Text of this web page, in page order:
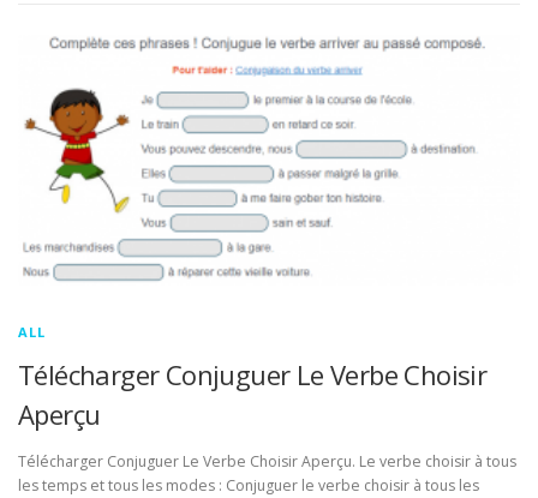
ALL
Télécharger Conjuguer Le Verbe Choisir
Aperçu
Télécharger Conjuguer Le Verbe Choisir Aperçu. Le verbe choisir à tous
les temps et tous les modes : Conjuguer le verbe choisir à tous les